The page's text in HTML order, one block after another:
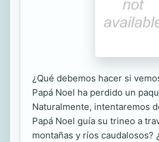
¿Qué debemos hacer si
Papá Noel ha perdido un
Naturalmente, intentaremos
Papá Noel guía su trineo a
montañas y ríos caudalosos?